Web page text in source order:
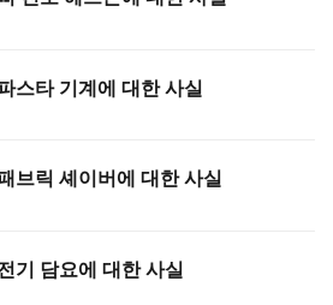
스타 기계에 대한 사실
브릭 셰이버에 대한 사실
기 담요에 대한 사실